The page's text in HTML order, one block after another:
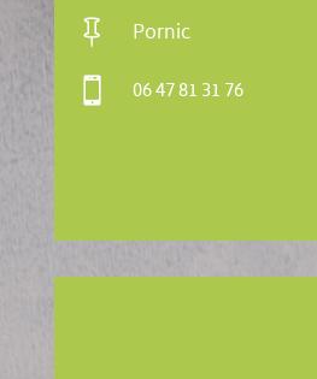
 Pornic
 06 47 81 31 76